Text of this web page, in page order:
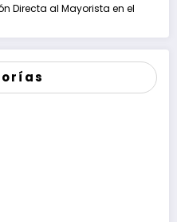
Directa al Mayorista en el